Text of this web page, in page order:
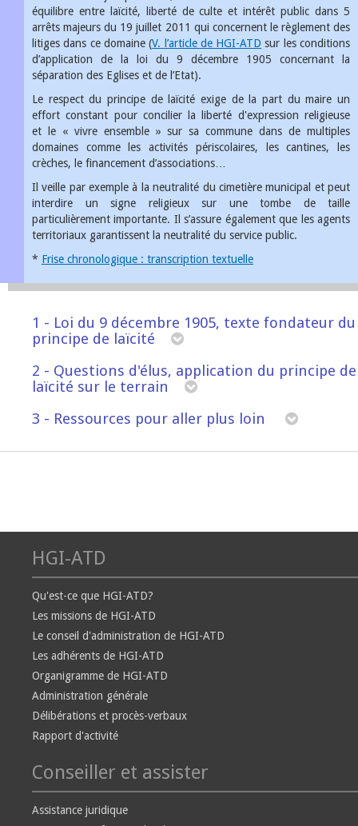
équilibre entre laïcité, liberté de culte et intérêt public dans 5
arrêts majeurs du 19 juillet 2011 qui concernent le règlement des
litiges dans ce domaine (V. l’article de HGI-ATD sur les conditions
d’application de la loi du 9 décembre 1905 concernant la
séparation des Eglises et de l’Etat).
Le respect du principe de laïcité exige de la part du maire un
effort constant pour concilier la liberté d'expression religieuse
et le « vivre ensemble » sur sa commune dans de multiples
domaines comme les activités périscolaires, les cantines, les
crèches, le financement d’associations…
Il veille par exemple à la neutralité du cimetière municipal et peut
interdire un signe religieux sur une tombe de taille
particulièrement importante. Il s’assure également que les agents
territoriaux garantissent la neutralité du service public.
* Frise chronologique : transcription textuelle
1 - Loi du 9 décembre 1905, texte fondateur du
principe de laïcité
2 - Questions d'élus, application du principe de
laïcité sur le terrain
3 - Ressources pour aller plus loin
HGI-ATD
Qu'est-ce que HGI-ATD?
Les missions de HGI-ATD
Le conseil d'administration de HGI-ATD
Les adhérents de HGI-ATD
Organigramme de HGI-ATD
Administration générale
Délibérations et procès-verbaux
Rapport d'activité
Conseiller et assister
Assistance juridique